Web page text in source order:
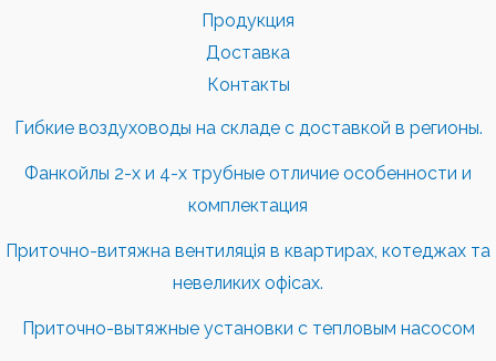
Продукция
Доставка
Контакты
Гибкие воздуховоды на складе с доставкой в регионы.
Фанкойлы 2-х и 4-х трубные отличие особенности и
комплектация
Приточно-витяжна вентиляція в квартирах, котеджах та
невеликих офісах.
Приточно-вытяжные установки с тепловым насосом